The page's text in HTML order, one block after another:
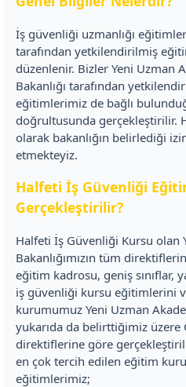
İş güvenliği uzmanlığı
tarafından yetkilendirilmiş
düzenlenir. Bizler Yeni Uzman
Bakanlığı tarafından
eğitimlerimiz de bağlı
doğrultusunda gerçekleştirilir.
olarak bakanlığın belirlediği
etmekteyiz.
Halfeti İş Güvenliği
Gerçekleştirilir?
Halfeti İş Güvenliği Kursu olan
Bakanlığımızın tüm
eğitim kadrosu, geniş sınıflar,
iş güvenliği kursu eğitimlerini
kurumumuz Yeni Uzman
yukarıda da belirttiğimiz üzere
direktiflerine göre
en çok tercih edilen eğitim
eğitimlerimiz;